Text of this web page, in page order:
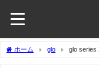
ホーム glo
glo series